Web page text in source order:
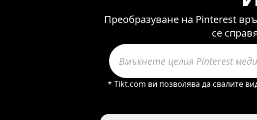
Преобразуване на Pinterest
се
* Tikt.com ви позволява да свалите